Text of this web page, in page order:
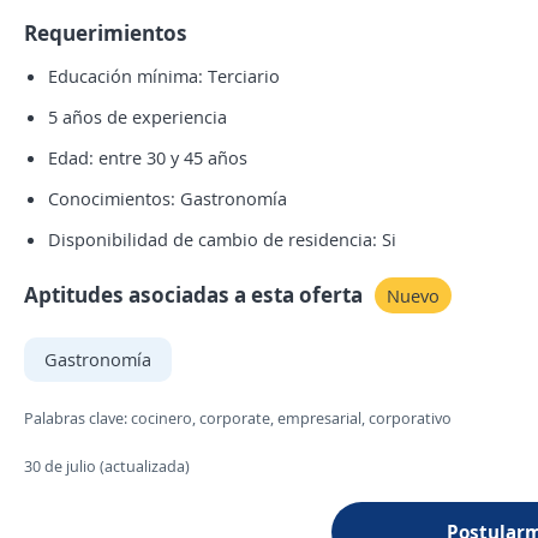
Requerimientos
Educación mínima: Terciario
5 años de experiencia
Edad: entre 30 y 45 años
Conocimientos: Gastronomía
Disponibilidad de cambio de residencia: Si
Aptitudes asociadas a esta oferta Nuevo
Gastronomía
Palabras clave: cocinero, corporate, empresarial, corporativo
30 de julio (actualizada)